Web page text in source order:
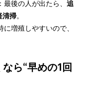
：最後の人が出たら、 追
掃。
に増殖しやすいので、
ら“早めの1回